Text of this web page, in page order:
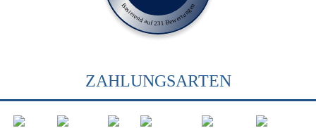
Basierend auf 231 Bewertungen
ZAHLUNGSARTEN